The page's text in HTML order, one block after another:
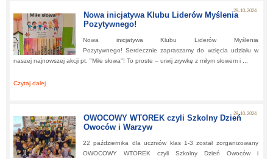
29-10-2024
Nowa inicjatywa Klubu Liderów Myślenia
Pozytywnego!
Nowa inicjatywa Klubu Liderów Myślenia
Pozytywnego! Serdecznie zapraszamy do wzięcia udziału w
naszej najnowszej akcji pt. "Miłe słowa"! To proste – urwij zrywkę z miłym słowem i ...
Czytaj dalej
29-10-2024
OWOCOWY WTOREK czyli Szkolny Dzień
Owoców i Warzyw
22 października dla uczniów klas 1-3 został zorganizowany
OWOCOWY WTOREK czyli Szkolny Dzień Owoców i